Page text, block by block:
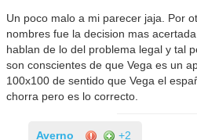
Un poco malo a mi parecer jaja. Por
nombres fue la decision mas
hablan de lo del problema legal y tal
son conscientes de que Vega es un
100x100 de sentido que Vega el
chorra pero es lo correcto.
Averno +2